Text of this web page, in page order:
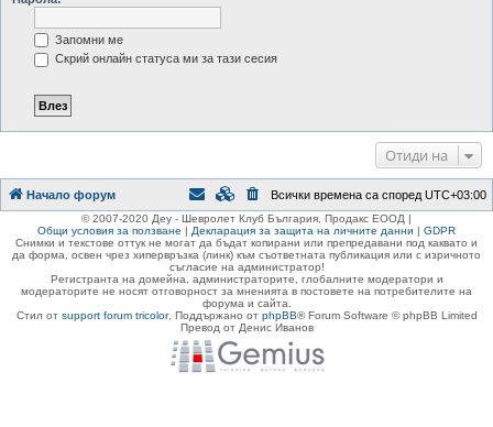
Запомни ме
Скрий онлайн статуса ми за тази сесия
Отиди на
Начало форум Всички времена са според UTC+03:00
© 2007-2020 Деу - Шевролет Клуб България, Продакс ЕООД |
Общи условия за ползване | Декларация за защита на личните данни | GDPR
Снимки и текстове оттук не могат да бъдат копирани или препредавани под каквато и
да форма, освен чрез хипервръзка (линк) към съответната публикация или с изричното
съгласие на администратор!
Регистранта на домейна, администраторите, глобалните модератори и
модераторите не носят отговорност за мненията в постовете на потребителите на
форума и сайта.
Стил от support forum tricolor, Поддържано от phpBB® Forum Software © phpBB Limited
Превод от Денис Иванов